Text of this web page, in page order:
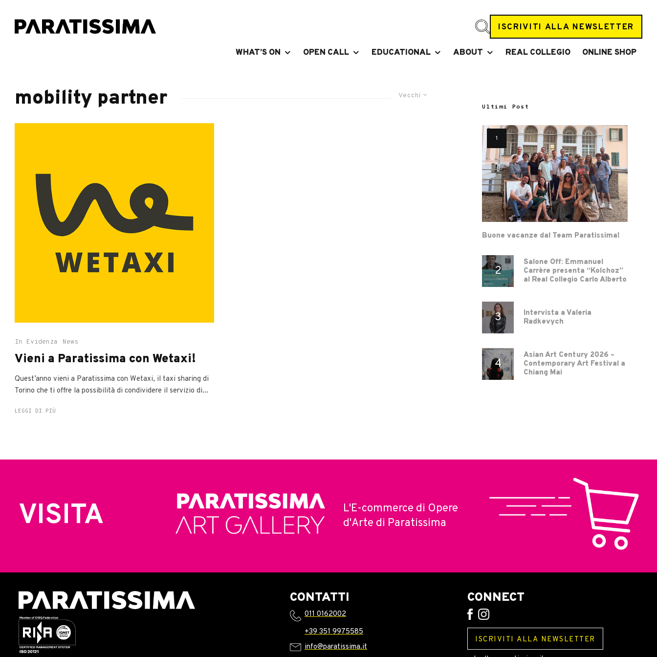
ISCRIVITI ALLA NEWSLETTER
WHAT’S ON OPEN CALL EDUCATIONAL ABOUT REAL COLLEGIO ONLINE SHOP
Vecchi
mobility partner
In Evidenza News
Vieni a Paratissima con Wetaxi!
Quest’anno vieni a Paratissima con Wetaxi, il taxi sharing di
Torino che ti offre la possibilità di condividere il servizio di...
LEGGI DI PIÙ
Ultimi Post
Buone vacanze dal Team Paratissima!
Salone Off: Emmanuel
Carrère presenta “Kolchoz”
al Real Collegio Carlo Alberto
Intervista a Valeria
Radkevych
Asian Art Century 2026 –
Contemporary Art Festival a
Chiang Mai
VISITA
L'E-commerce di Opere
d'Arte di Paratissima
CONTATTI
011 0162002
+39 351 9975585
info@paratissima.it
CONNECT
ISCRIVITI ALLA NEWSLETTER